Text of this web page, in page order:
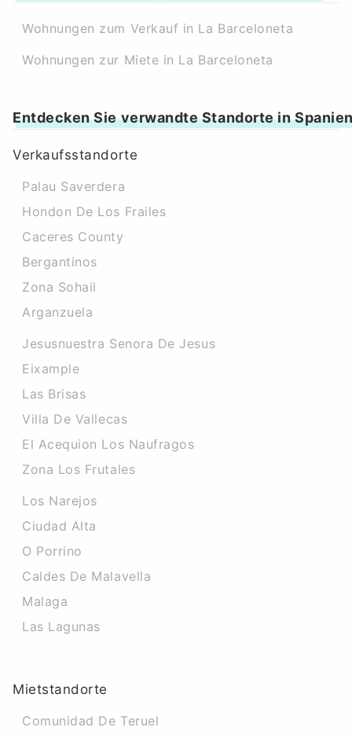
Wohnungen zum Verkauf in La Barceloneta
Wohnungen zur Miete in La Barceloneta
Entdecken Sie verwandte Standorte in
Verkaufsstandorte
Palau Saverdera
Hondon De Los Frailes
Caceres County
Bergantinos
Zona Sohail
Arganzuela
Jesusnuestra Senora De Jesus
Eixample
Las Brisas
Villa De Vallecas
El Acequion Los Naufragos
Zona Los Frutales
Los Narejos
Ciudad Alta
O Porrino
Caldes De Malavella
Malaga
Las Lagunas
Mietstandorte
Comunidad De Teruel